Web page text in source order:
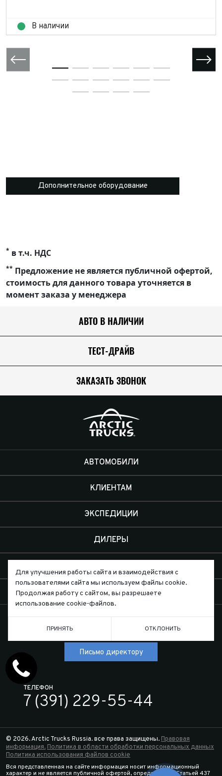
В наличии
Дополнительное оборудование
* в т.ч. НДС
** Предложение не является публичной офертой,
стоимость для данного товара уточняется в
момент заказа у менеджера
АВТО В НАЛИЧИИ
ТЕСТ-ДРАЙВ
ЗАКАЗАТЬ ЗВОНОК
АВТОМОБИЛИ
КЛИЕНТАМ
ЭКСПЕДИЦИИ
ДИЛЕРЫ
КОНТАКТЫ
Письмо директору
ТЕЛЕФОН
7 (391) 229-55-44
© 2026. Arctic Trucks Russia. все права защищены. Правовая
информация. Политика в области обработки персональных данных
Политика использования файлов cookie
Вся представленная на сайте информация носит информационный
характер и не является публичной офертой, определяемой Статьей 437
Для улучшения работы сайта и взаимодействия с
пользователями сайта мы используем файлы cookie.
Продолжая работу с сайтом, вы разрешаете
использование cookie-файлов.
ПРИНЯТЬ ОТКЛОНИТЬ